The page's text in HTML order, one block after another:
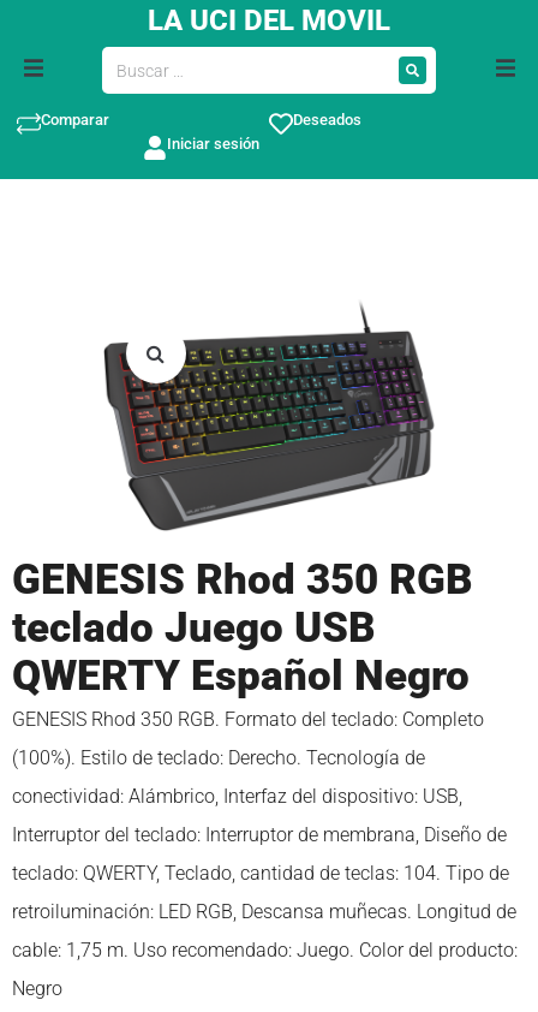
LA UCI DEL MOVIL
Comparar
Deseados
Iniciar sesión
GENESIS Rhod 350 RGB
teclado Juego USB
QWERTY Español Negro
GENESIS Rhod 350 RGB. Formato del teclado: Completo
(100%). Estilo de teclado: Derecho. Tecnología de
conectividad: Alámbrico, Interfaz del dispositivo: USB,
Interruptor del teclado: Interruptor de membrana, Diseño de
teclado: QWERTY, Teclado, cantidad de teclas: 104. Tipo de
retroiluminación: LED RGB, Descansa muñecas. Longitud de
cable: 1,75 m. Uso recomendado: Juego. Color del producto:
Negro